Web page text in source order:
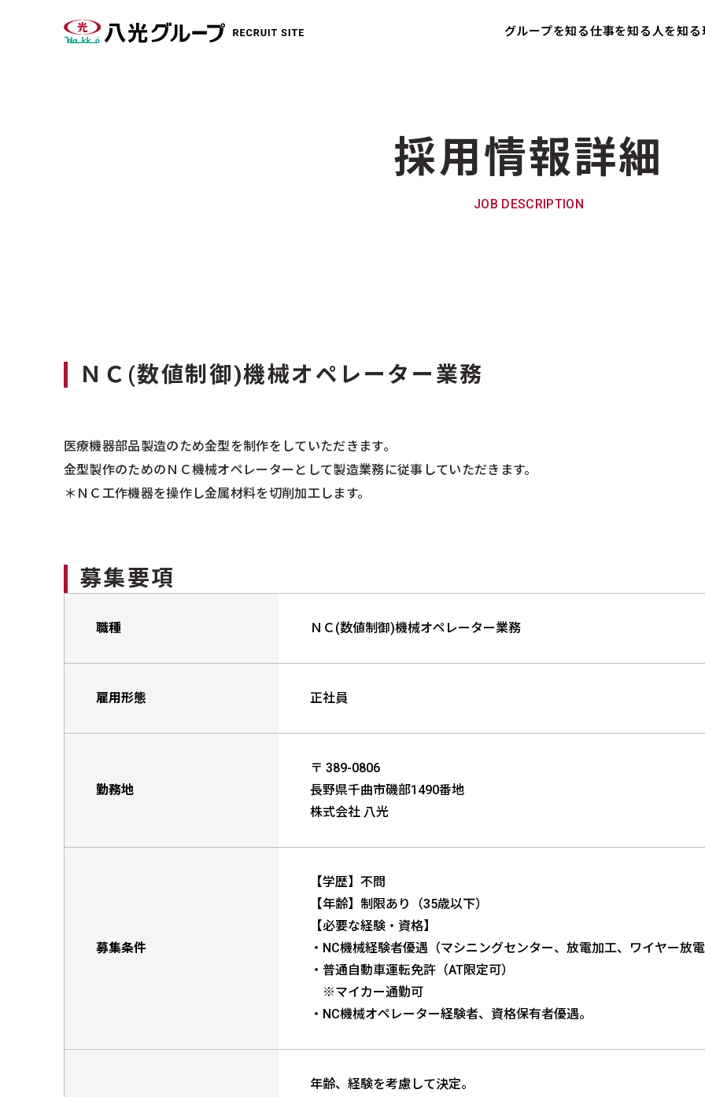
グループを知る仕事を知る 人を知る
採用情報詳細
JOB DESCRIPTION
ＮＣ(数値制御)機械オペレーター業務
医療機器部品製造のため金型を制作をしていただきます。
金型製作のためのＮＣ機械オペレーターとして製造業務に従事していただきます。
＊ＮＣ工作機器を操作し金属材料を切削加工します。
募集要項
職種 ＮＣ(数値制御)機械オペレーター業務
雇用形態 正社員
勤務地
〒 389-0806
長野県千曲市磯部1490番地
株式会社 八光
募集条件
【学歴】不問
【年齢】制限あり（35歳以下）
【必要な経験・資格】
・NC機械経験者優遇（マシニングセンター、放電加工、ワイヤー放電
・普通自動車運転免許（AT限定可）
※マイカー通勤可
・NC機械オペレーター経験者、資格保有者優遇。
年齢、経験を考慮して決定。